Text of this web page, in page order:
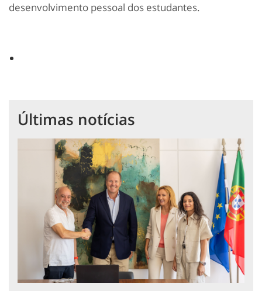
desenvolvimento pessoal dos estudantes.
Últimas notícias